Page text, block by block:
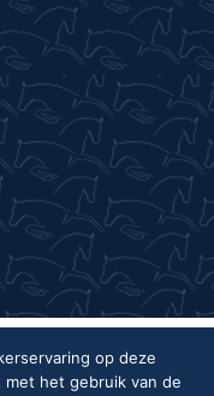
op deze
het gebruik van de